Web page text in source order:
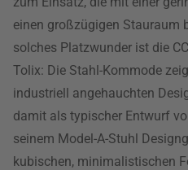
einen großzügigen Stauraum
solches Platzwunder ist die
Tolix: Die Stahl-Kommode
industriell angehauchten
damit als typischer Entwurf
seinem Model-A-Stuhl
kubischen, minimalistischen